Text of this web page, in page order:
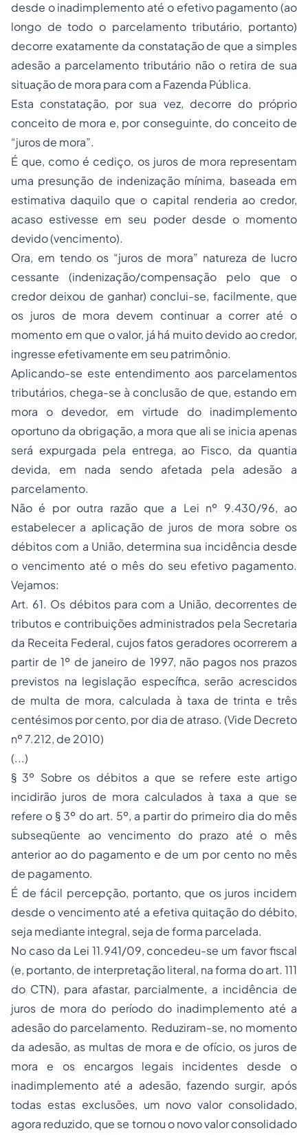
desde o inadimplemento até o efetivo pagamento (ao
longo de todo o parcelamento tributário, portanto)
decorre exatamente da constatação de que a simples
adesão a parcelamento tributário não o retira de sua
situação de mora para com a Fazenda Pública.
Esta constatação, por sua vez, decorre do próprio
conceito de mora e, por conseguinte, do conceito de
“juros de mora”.
É que, como é cediço, os juros de mora representam
uma presunção de indenização mínima, baseada em
estimativa daquilo que o capital renderia ao credor,
acaso estivesse em seu poder desde o momento
devido (vencimento).
Ora, em tendo os “juros de mora” natureza de lucro
cessante (indenização/compensação pelo que o
credor deixou de ganhar) conclui-se, facilmente, que
os juros de mora devem continuar a correr até o
momento em que o valor, já há muito devido ao credor,
ingresse efetivamente em seu patrimônio.
Aplicando-se este entendimento aos parcelamentos
tributários, chega-se à conclusão de que, estando em
mora o devedor, em virtude do inadimplemento
oportuno da obrigação, a mora que ali se inicia apenas
será expurgada pela entrega, ao Fisco, da quantia
devida, em nada sendo afetada pela adesão a
parcelamento.
Não é por outra razão que a Lei nº 9.430/96, ao
estabelecer a aplicação de juros de mora sobre os
débitos com a União, determina sua incidência desde
o vencimento até o mês do seu efetivo pagamento.
Vejamos:
Art. 61. Os débitos para com a União, decorrentes de
tributos e contribuições administrados pela Secretaria
da Receita Federal, cujos fatos geradores ocorrerem a
partir de 1º de janeiro de 1997, não pagos nos prazos
previstos na legislação específica, serão acrescidos
de multa de mora, calculada à taxa de trinta e três
centésimos por cento, por dia de atraso. (Vide Decreto
nº 7.212, de 2010)
(...)
§ 3º Sobre os débitos a que se refere este artigo
incidirão juros de mora calculados à taxa a que se
refere o § 3º do art. 5º, a partir do primeiro dia do mês
subseqüente ao vencimento do prazo até o mês
anterior ao do pagamento e de um por cento no mês
de pagamento.
É de fácil percepção, portanto, que os juros incidem
desde o vencimento até a efetiva quitação do débito,
seja mediante integral, seja de forma parcelada.
No caso da Lei 11.941/09, concedeu-se um favor fiscal
(e, portanto, de interpretação literal, na forma do art. 111
do CTN), para afastar, parcialmente, a incidência de
juros de mora do período do inadimplemento até a
adesão do parcelamento. Reduziram-se, no momento
da adesão, as multas de mora e de ofício, os juros de
mora e os encargos legais incidentes desde o
inadimplemento até a adesão, fazendo surgir, após
todas estas exclusões, um novo valor consolidado,
agora reduzido, que se tornou o novo valor consolidado